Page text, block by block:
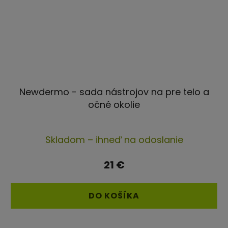
Newdermo - sada nástrojov na pre telo a
očné okolie
Skladom – ihneď na odoslanie
21 €
DO KOŠÍKA